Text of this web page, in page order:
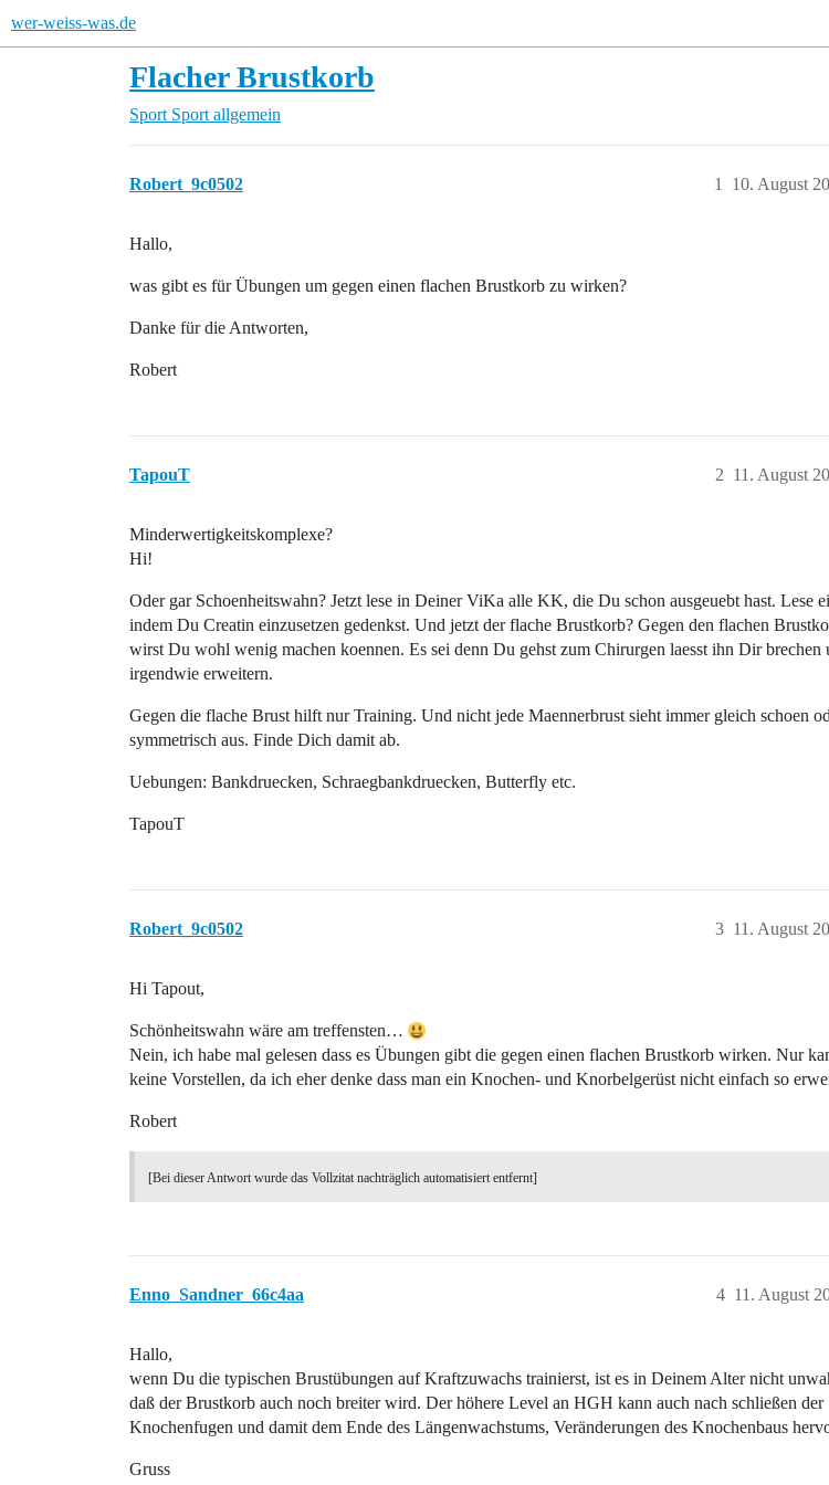
wer-weiss-was.de
Flacher Brustkorb
Sport Sport allgemein
Robert_9c0502 10. August
1
Hallo,
was gibt es für Übungen um gegen einen flachen Brustkorb zu wirken?
Danke für die Antworten,
Robert
TapouT 11. August
2
Minderwertigkeitskomplexe?
Hi!
Oder gar Schoenheitswahn? Jetzt lese in Deiner ViKa alle KK, die Du schon ausgeuebt hast. Lese
indem Du Creatin einzusetzen gedenkst. Und jetzt der flache Brustkorb? Gegen den flachen
wirst Du wohl wenig machen koennen. Es sei denn Du gehst zum Chirurgen laesst ihn Dir brechen
irgendwie erweitern.
Gegen die flache Brust hilft nur Training. Und nicht jede Maennerbrust sieht immer gleich schoen
symmetrisch aus. Finde Dich damit ab.
Uebungen: Bankdruecken, Schraegbankdruecken, Butterfly etc.
TapouT
Robert_9c0502 11. August
3
Hi Tapout,
Schönheitswahn wäre am treffensten…
Nein, ich habe mal gelesen dass es Übungen gibt die gegen einen flachen Brustkorb wirken. Nur
keine Vorstellen, da ich eher denke dass man ein Knochen- und Knorbelgerüst nicht einfach so
Robert
[Bei dieser Antwort wurde das Vollzitat nachträglich automatisiert entfernt]
Enno_Sandner_66c4aa 11. August
4
Hallo,
wenn Du die typischen Brustübungen auf Kraftzuwachs trainierst, ist es in Deinem Alter nicht
daß der Brustkorb auch noch breiter wird. Der höhere Level an HGH kann auch nach schließen der
Knochenfugen und damit dem Ende des Längenwachstums, Veränderungen des Knochenbaus
Gruss